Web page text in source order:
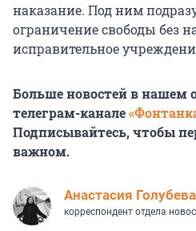
наказание. Под ним
ограничение свободы без
исправительное
Больше новостей в нашем
телеграм-канале
Подписывайтесь, чтобы
важном.
Анастасия Голубева
корреспондент отдела